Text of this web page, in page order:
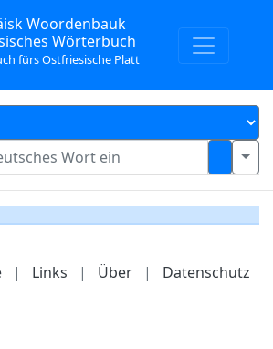
Woordenbauk
Wörterbuch
fürs Ostfriesische Platt
| Links | Über | Datenschutz